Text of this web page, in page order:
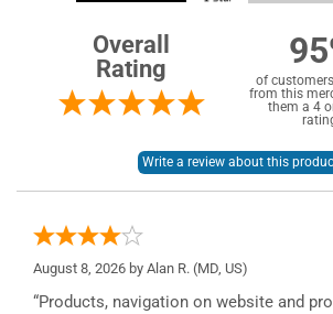
Overall
Rating
of
from this
them a 4
August 8, 2026 by Alan R. (MD, US)
“Products, navigation on website and